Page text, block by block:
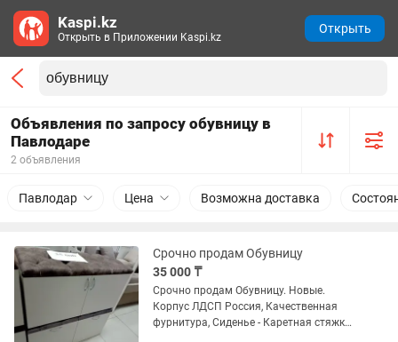
Объявления по запросу обувницу в
Павлодаре
2 объявления
Павлодар Цена Возможна доставка
Срочно продам Обувницу
35 000 ₸
Срочно продам Обувницу. Новые.
Корпус ЛДСП Россия, Качественная
фурнитура, Сиденье - Каретная стяжка.
Kaspi.kz
Открыть в Приложении Kaspi.kz
Открыть